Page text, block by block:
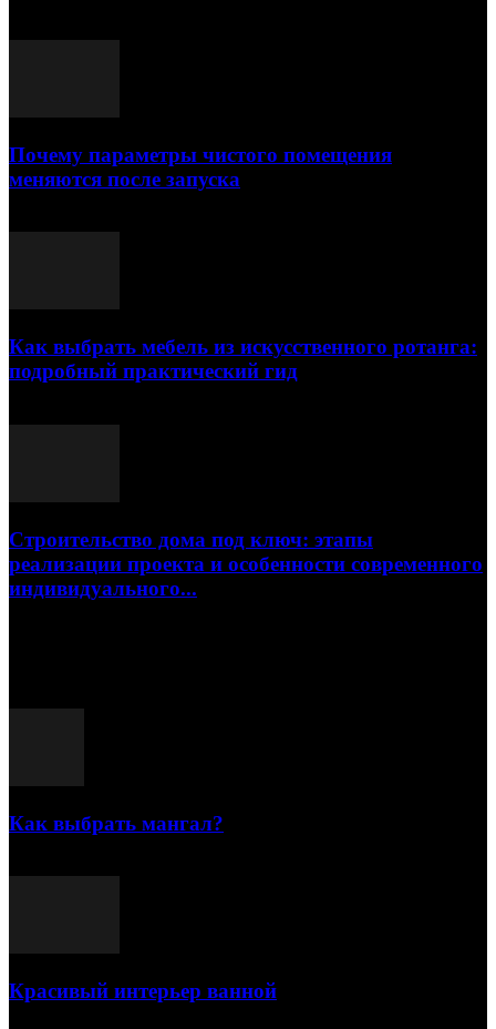
Почему параметры чистого помещения
меняются после запуска
Как выбрать мебель из искусственного ротанга:
подробный практический гид
Строительство дома под ключ: этапы
реализации проекта и особенности современного
индивидуального...
Как выбрать мангал?
Красивый интерьер ванной